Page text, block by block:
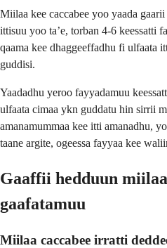
Miilaa kee caccabee yoo yaada
ittisuu yoo ta’e, torban 4-6 keessatti
qaama kee dhaggeeffadhu fi ulfaata
guddisi.
Yaadadhu yeroo fayyadamuu
ulfaata cimaa ykn guddatu hin sirrii
amanamummaa kee itti amanadhu,
taane argite, ogeessa fayyaa kee
Gaaffii hedduun
gaafatamuu
Miilaa caccabee irratti